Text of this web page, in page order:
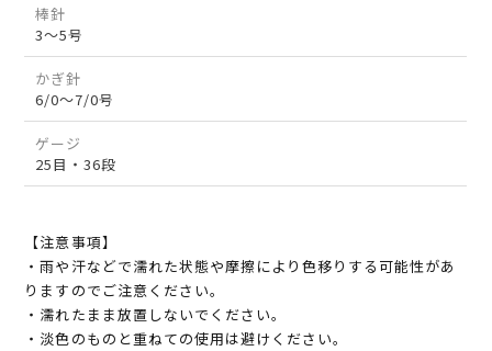
棒針
3～5号
かぎ針
6/0～7/0号
ゲージ
25目・36段
【注意事項】
・雨や汗などで濡れた状態や摩擦により色移りする可能性があ
りますのでご注意ください。
・濡れたまま放置しないでください。
・淡色のものと重ねての使用は避けください。